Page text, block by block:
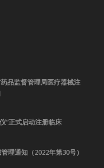
品监督管理局医疗器械注
”正式启动注册临床
理通知（2022年第30号）